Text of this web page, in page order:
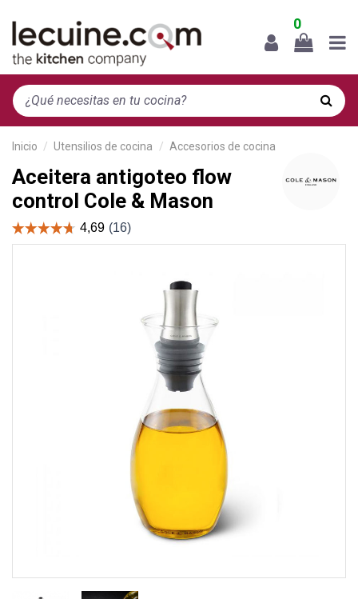
0
Inicio Utensilios de cocina Accesorios de cocina
Aceitera antigoteo flow
control Cole & Mason